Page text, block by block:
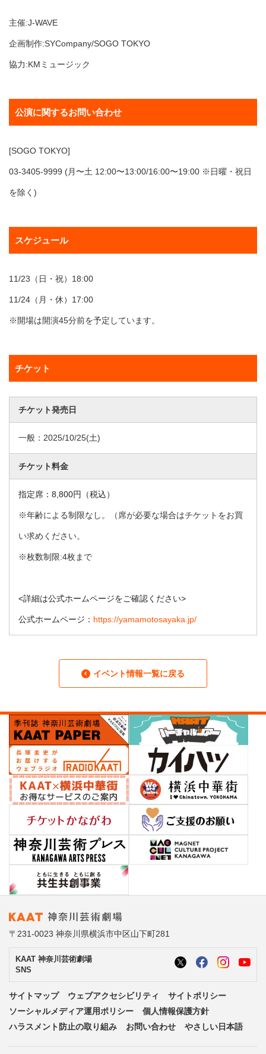
主催:J-WAVE
企画制作:SYCompany/SOGO TOKYO
協力:KMミュージック
公演に関するお問い合わせ
[SOGO TOKYO]
03-3405-9999 (月〜土 12:00〜13:00/16:00〜19:00 ※日曜・祝日
を除く)
スケジュール
11/23（日・祝）18:00
11/24（月・休）17:00
※開場は開演45分前を予定しています。
チケット
チケット発売日
一般： 2025/10/25(土)
チケット料金
指定席：8,800円（税込）
※年齢による制限なし。（席が必要な場合はチケットをお買
い求めください。
※枚数制限:4枚まで
<詳細は公式ホームページをご確認ください>
公式ホームページ： https://yamamotosayaka.jp/
イベント情報一覧に戻る
〒231-0023 神奈川県横浜市中区山下町281
KAAT 神奈川芸術劇場
SNS
サイトマップ ウェブアクセシビリティ
サイトポリシー
ソーシャルメディア運用ポリシー
個人情報保護方針
ハラスメント防止の取り組み
お問い合わせ やさしい日本語